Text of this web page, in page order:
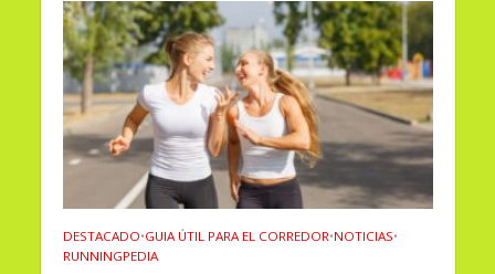
DESTACADO•GUIA ÚTIL PARA EL CORREDOR•NOTICIAS•
RUNNINGPEDIA